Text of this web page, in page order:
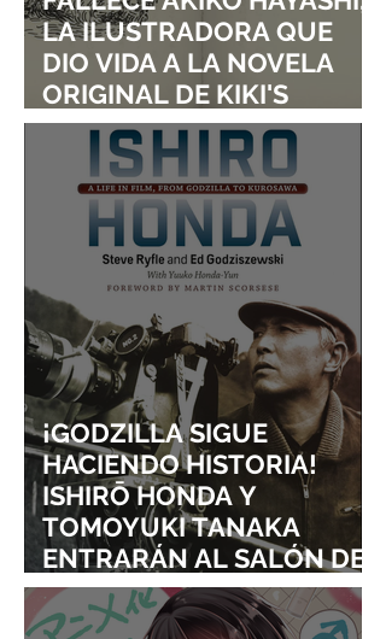
LA ILUSTRADORA QUE
DIO VIDA A LA NOVELA
ORIGINAL DE KIKI'S
DELIVERY SERVICE
¡GODZILLA SIGUE
HACIENDO HISTORIA!
ISHIRŌ HONDA Y
TOMOYUKI TANAKA
ENTRARÁN AL SALÓN DE
LA FAMA DE LOS EFECTOS
VISUALES